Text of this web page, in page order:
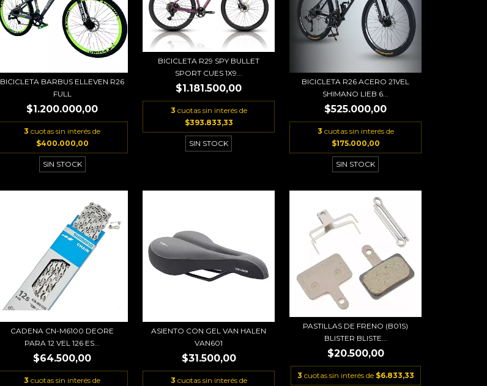
BICICLETA BARBUS ELLEVEN R26
FULL
$1.200.000,00
3 cuotas sin interés de
$400.000,00
SIN STOCK
BICICLETA R29 SPY BULLET
SPORT CUES 1X9...
$1.181.500,00
3 cuotas sin interés de
$393.833,33
SIN STOCK
BICICLETA R26 ACERO 21VEL
SHIMANO LIEB 6...
$525.000,00
3 cuotas sin interés de
$175.000,00
SIN STOCK
CADENA CN-M6100 DEORE
PARA 12 VEL 126 ES...
$64.500,00
3 cuotas sin interés de
ASIENTO CON GEL VAN HALEN
VAN601
$31.500,00
3 cuotas sin interés de
PASTILLAS DE FRENO (B01S)
BLISTER BLISTE...
$20.500,00
3 cuotas sin interés de $6.833,33